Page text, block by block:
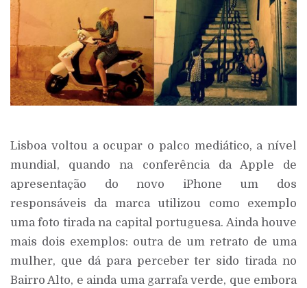
Lisboa voltou a ocupar o palco mediático, a nível
mundial, quando na conferência da Apple de
apresentação do novo iPhone um dos
responsáveis da marca utilizou como exemplo
uma foto tirada na capital portuguesa. Ainda houve
mais dois exemplos: outra de um retrato de uma
mulher, que dá para perceber ter sido tirada no
Bairro Alto, e ainda uma garrafa verde, que embora